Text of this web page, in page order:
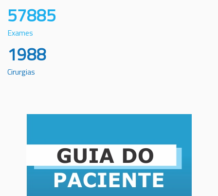
57885
Exames
1988
Cirurgias